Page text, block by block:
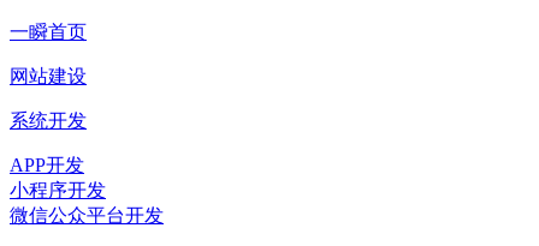
一瞬首页
网站建设
系统开发
APP开发
小程序开发
微信公众平台开发